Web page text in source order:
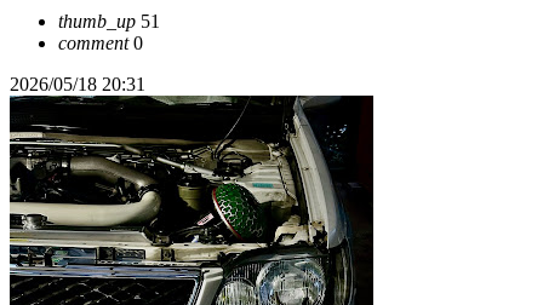
thumb_up 51
comment0
2026/05/18 20:31